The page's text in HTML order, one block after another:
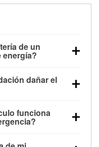
de un
un tiempo
conducir el vehículo
respaldo para
dañar el
motor y pueden
provocar una
funciona